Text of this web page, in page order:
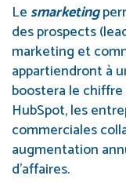
Lesmarketing
des prospects
marketing et
appartiendront à
boostera le chiffre
HubSpot, les
commerciales
augmentation
d’affaires.